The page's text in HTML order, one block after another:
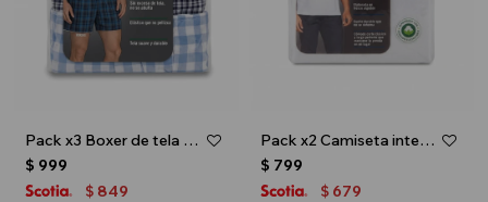
Pack x3 Boxer de tela para caballero - Multicolor
$ 999
$ 849
Pack x2 Camiseta interior escote V - caballero - Blanco
$ 799
$ 679